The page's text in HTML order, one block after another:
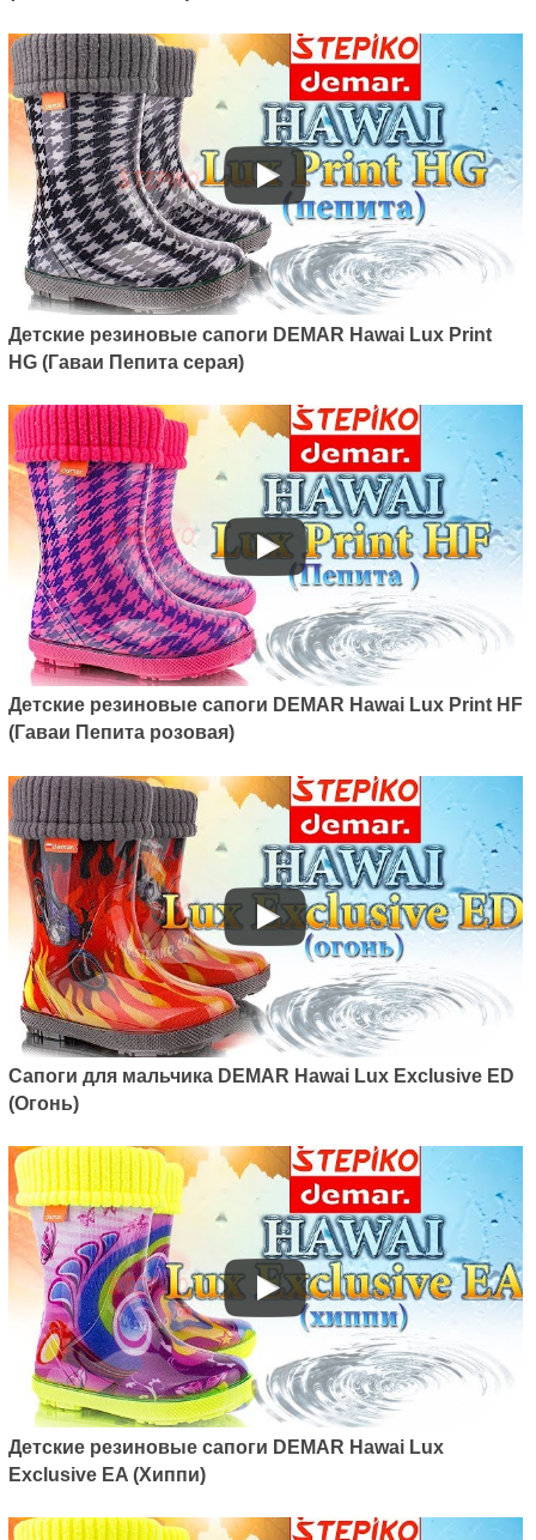
Детские резиновые сапоги DEMAR Hawai Lux Print
HG (Гаваи Пепита серая)
Детские резиновые сапоги DEMAR Hawai Lux Print HF
(Гаваи Пепита розовая)
Сапоги для мальчика DEMAR Hawai Lux Exclusive ED
(Огонь)
Детские резиновые сапоги DEMAR Hawai Lux
Exclusive EA (Хиппи)